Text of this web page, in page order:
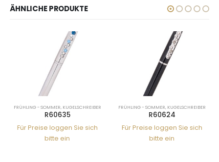
ÄHNLICHE PRODUKTE
FRÜHLING - SOMMER, KUGELSCHREIBER
R60635
Für Preise loggen Sie sich
bitte ein
FRÜHLING - SOMMER, KUGELSCHREIBER
R60624
Für Preise loggen Sie sich
bitte ein